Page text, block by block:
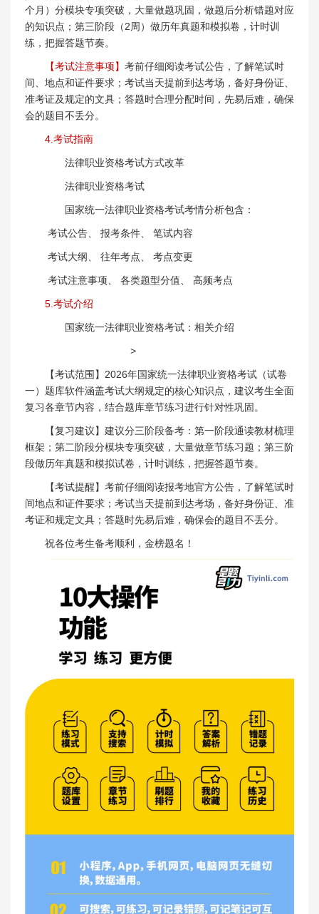
个月）分模块专项突破，大量做题巩固，做题后分析错题对应
的知识点；第三阶段（2周）做历年真题和模拟卷，计时训
练，把握答题节奏。
【考试注意事项】 考前仔细阅读考试公告，了解笔试时
间、地点和证件要求；考试当天提前到达考场，备好身份证、
准考证及规定的文具；答题时合理分配时间，先易后难，确保
会的题目不丢分。
4.考试指南
法律职业资格考试方式改革
法律职业资格考试
国家统一法律职业资格考试考情分析包含：
考试公告、 报考条件、 笔试内容
考试大纲、 往年考点、 考点变更
考试注意事项、 各类题型分值、 高频考点
5.考试介绍
国家统一法律职业资格考试：相关介绍
>
【考试范围】2026年国家统一法律职业资格考试（试卷
一）题库软件涵盖考试大纲规定的核心知识点，建议考生全面
复习各章节内容，结合题库章节练习进行针对性巩固。
【复习建议】建议分三阶段备考：第一阶段通读教材梳理
框架；第二阶段分模块专项突破，大量做章节练习题；第三阶
段做历年真题和模拟试卷，计时训练，把握答题节奏。
【考试提醒】考前仔细阅读报考地官方公告，了解笔试时
间地点和证件要求；考试当天提前到达考场，备好身份证、准
考证和规定文具；答题时先易后难，确保会的题目不丢分。
祝各位考生备考顺利，金榜题名！